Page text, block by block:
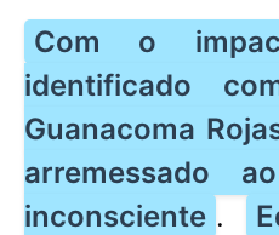
Com o
identificado
Guanacoma
arremessado
inconsciente .